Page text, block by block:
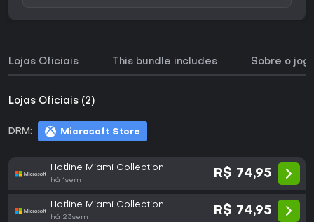
Lojas Oficiais This bundle includes Sobre o
Lojas Oficiais (2)
DRM: Microsoft Store
Hotline Miami Collection
há 1sem
R$ 74,95
Hotline Miami Collection
há 23sem
R$ 74,95